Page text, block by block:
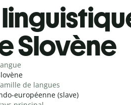
Slovène
de langues
européenne (slave)